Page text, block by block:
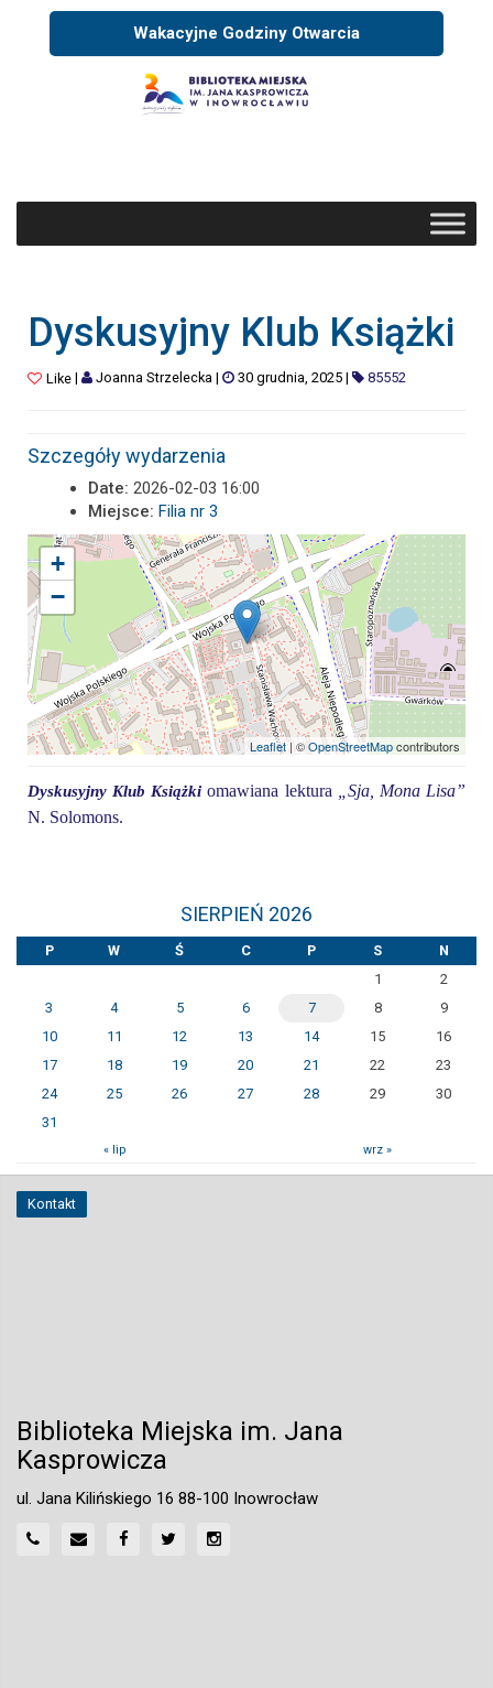
Wakacyjne Godziny Otwarcia
Dyskusyjny Klub Książki
Like| Joanna Strzelecka | 30 grudnia, 2025| 85552
Szczegóły wydarzenia
Date: 2026-02-03 16:00
Miejsce: Filia nr 3
+
−
Leaflet| ©OpenStreetMapcontributors
Dyskusyjny Klub Książki omawiana lektura Sja, Mona Lisa”
N. Solomons.
SIERPIEŃ 2026
P W Ś C P S
N
1
2
3
4 5 6 7 8
9
10
11 12 13 14 15
16
17
18 19 20 21 22
23
24
25 26 27 28 29
30
31
« lip wrz »
Kontakt
Biblioteka Miejska im. Jana
Kasprowicza
ul. Jana Kilińskiego 16 88-100 Inowrocław